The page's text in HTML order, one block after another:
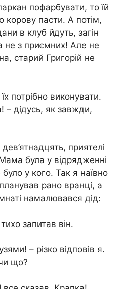
пофарбувати, то їй
корову пасти. А потім,
в клуб йдуть, загін
не з приємних! Але не
старий Григорій не
потрібно виконувати.
– дідусь, як завжди,
приятелі
була у відрядженні
у кого. Так я наївно
рано вранці, а
намалювався дід:
запитав він.
– різко відповів я.
що?